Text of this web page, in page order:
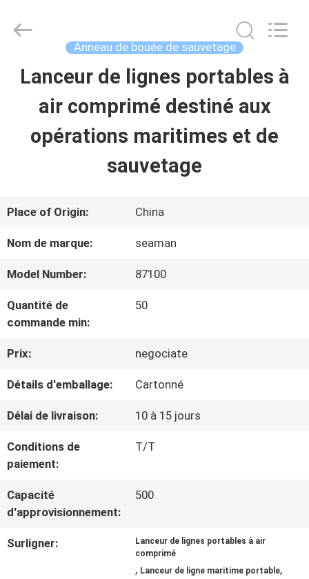
MAISON
PRODUITS
NOUS
D'USINE
CONTRÔLE
DE
QUALITÉ
COMPANY
Seaman
Anneau de bouée de sauvetage
Lanceur de lignes portables à
air comprimé destiné aux
opérations maritimes et de
sauvetage
Place of Origin: China
Nom de marque: seaman
Model Number: 87100
Quantité de
commande min:
50
Prix: negociate
Détails d'emballage: Cartonné
Délai de livraison: 10 à 15 jours
Conditions de
paiement:
T/T
Capacité
d'approvisionnement:
500
Surligner:
Lanceur de lignes portables à air
comprimé
, Lanceur de ligne maritime portable,